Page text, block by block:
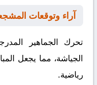
آراء وتوقعات
تحرك الجماهير
الجياشة، مما يجعل
رياضية.